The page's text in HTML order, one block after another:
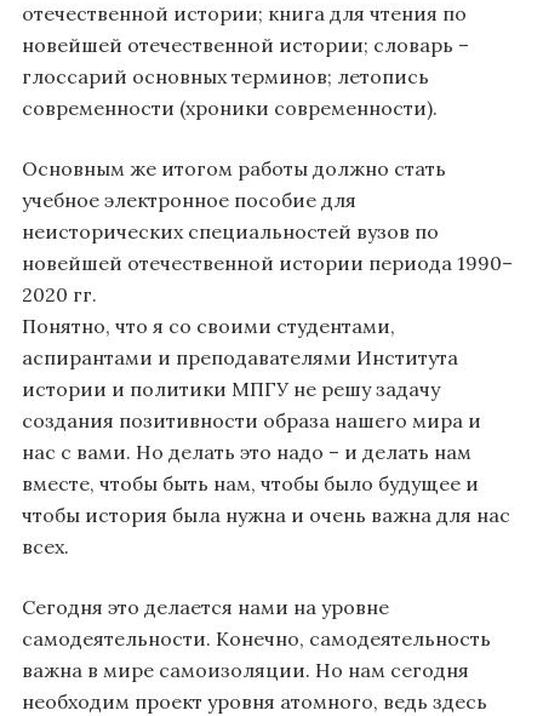
отечественной истории; книга для чтения по
новейшей отечественной истории; словарь –
глоссарий основных терминов; летопись
современности (хроники современности).
Основным же итогом работы должно стать
учебное электронное пособие для
неисторических специальностей вузов по
новейшей отечественной истории периода 1990–
2020 гг.
Понятно, что я со своими студентами,
аспирантами и преподавателями Института
истории и политики МПГУ не решу задачу
создания позитивности образа нашего мира и
нас с вами. Но делать это надо – и делать нам
вместе, чтобы быть нам, чтобы было будущее и
чтобы история была нужна и очень важна для нас
всех.
Сегодня это делается нами на уровне
самодеятельности. Конечно, самодеятельность
важна в мире самоизоляции. Но нам сегодня
необходим проект уровня атомного, ведь здесь